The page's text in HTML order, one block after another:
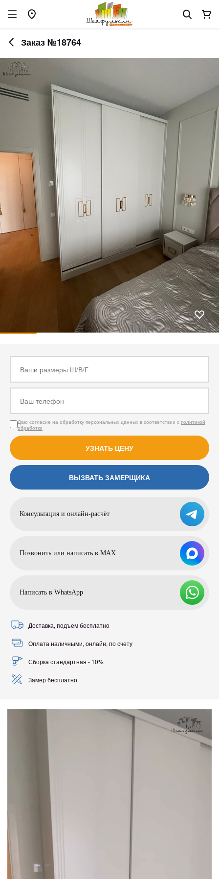
Заказ №18764
Даю согласие на обработку персональных данных в соответствии с политикой
обработки
УЗНАТЬ ЦЕНУ
ВЫЗВАТЬ ЗАМЕРЩИКА
Консультация и онлайн-расчёт
Позвонить или написать в МАХ
Написать в WhatsApp
Доставка, подъем бесплатно
Оплата наличными, онлайн, по счету
Сборка стандартная - 10%
Замер бесплатно